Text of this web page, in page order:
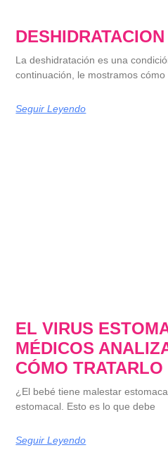
La deshidratación es una
continuación, le mostramos
Seguir Leyendo
EL VIRUS
MÉDICOS
CÓMO TRATARLO
¿El bebé tiene malestar
estomacal. Esto es lo que debe
Seguir Leyendo